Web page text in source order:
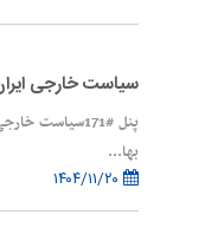
سیاست خارجی
بها...